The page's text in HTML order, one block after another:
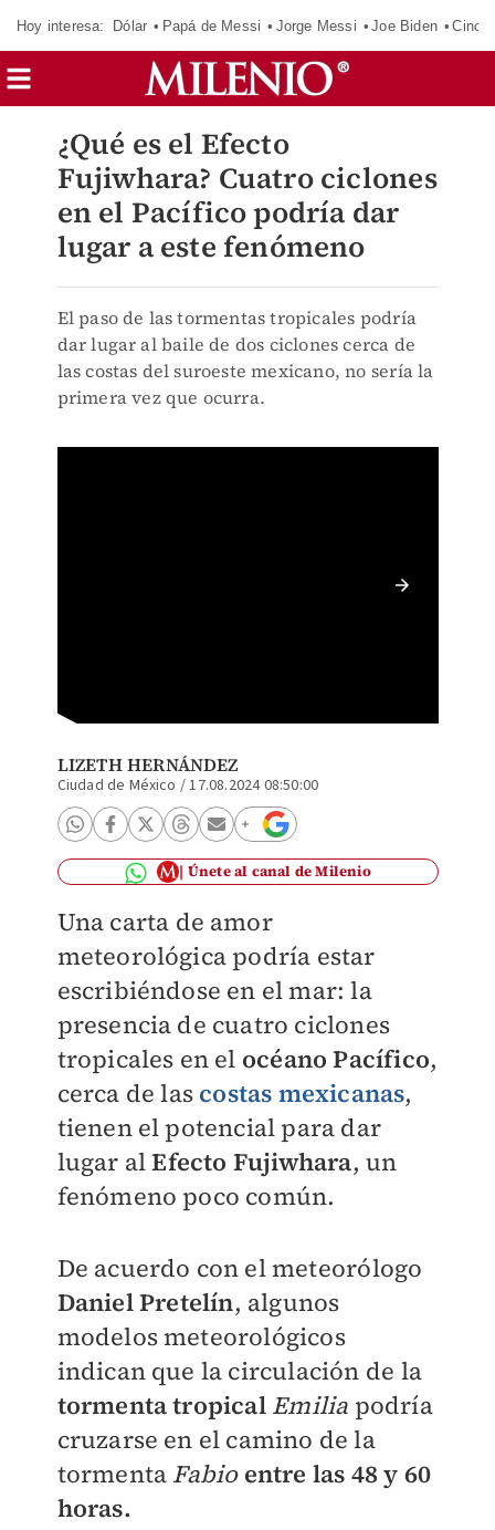
Hoy interesa: Dólar Papá de Messi Jorge Messi Joe Biden
¿Qué es el Efecto
Fujiwhara? Cuatro ciclones
en el Pacífico podría dar
lugar a este fenómeno
El paso de las tormentas tropicales podría
dar lugar al baile de dos ciclones cerca de
las costas del suroeste mexicano, no sería la
primera vez que ocurra.
LIZETH HERNÁNDEZ
Ciudad de México /17.08.2024 08:50:00
Únete al canal de Milenio
Una carta de amor
meteorológica podría estar
escribiéndose en el mar: la
presencia de cuatro ciclones
tropicales en el océano Pacífico,
cerca de las costas mexicanas,
tienen el potencial para dar
lugar alEfecto Fujiwhara, un
fenómeno poco común.
De acuerdo con el meteorólogo
Daniel Pretelín, algunos
modelos meteorológicos
indican que la circulación de la
tormenta tropical Emilia podría
cruzarse en el camino de la
tormenta Fabio entre las 48 y 60
horas.